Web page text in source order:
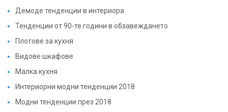
Демоде тенденции в интериора
Тенденции от 90-те години в обзавеждането
Плотове за кухня
Видове шкафове
Малка кухня
Интериорни модни тенденции 2018
Модни тенденции през 2018